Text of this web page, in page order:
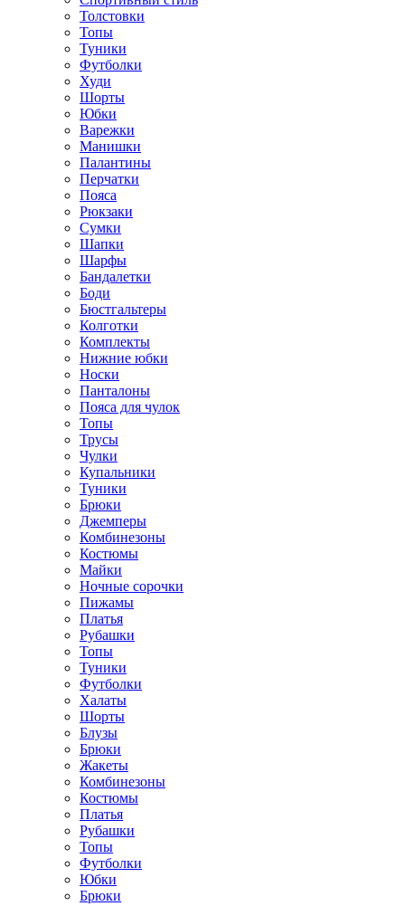
Толстовки
Топы
Туники
Футболки
Худи
Шорты
Юбки
Варежки
Манишки
Палантины
Перчатки
Пояса
Рюкзаки
Сумки
Шапки
Шарфы
Бандалетки
Боди
Бюстгальтеры
Колготки
Комплекты
Нижние юбки
Носки
Панталоны
Поясa для чулок
Топы
Трусы
Чулки
Купальники
Туники
Брюки
Джемперы
Комбинезоны
Костюмы
Майки
Ночные сорочки
Пижамы
Платья
Рубашки
Топы
Туники
Футболки
Халаты
Шорты
Блузы
Брюки
Жакеты
Комбинезоны
Костюмы
Платья
Рубашки
Топы
Футболки
Юбки
Брюки